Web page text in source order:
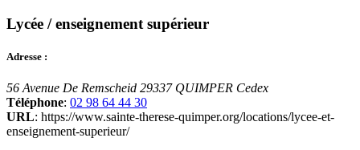
Lycée / enseignement supérieur
Adresse :
56 Avenue De Remscheid 29337 QUIMPER Cedex
Téléphone: 02 98 64 44 30
URL: https://www.sainte-therese-quimper.org/locations/lycee-et-
enseignement-superieur/